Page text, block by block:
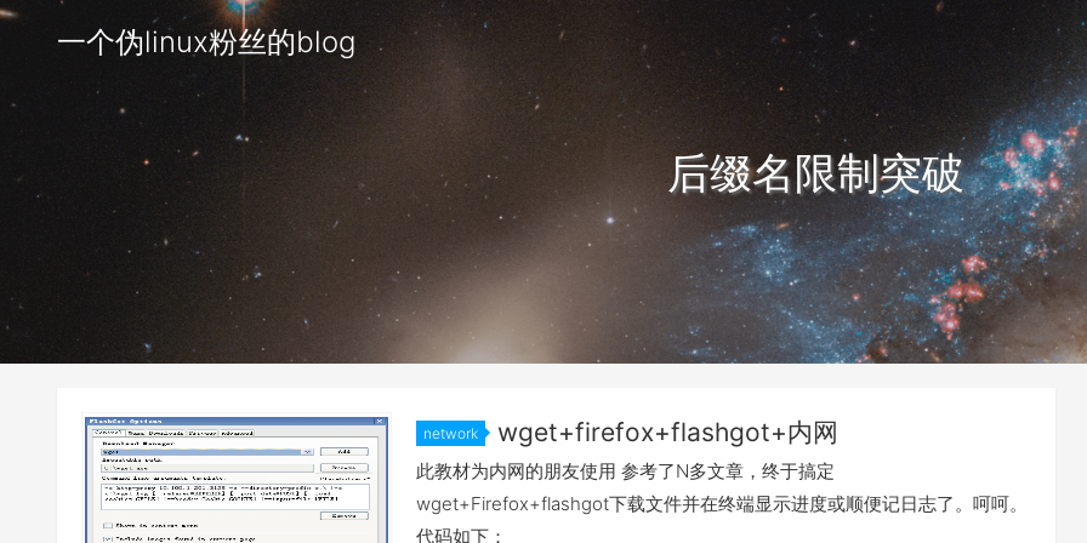
一个伪linux粉丝的blog
后缀名限制突破
network wget+firefox+flashgot+内网
此教材为内网的朋友使用 参考了N多文章，终于搞定
wget+Firefox+flashgot下载文件并在终端显示进度或顺便记日志了。呵呵。
代码如下：